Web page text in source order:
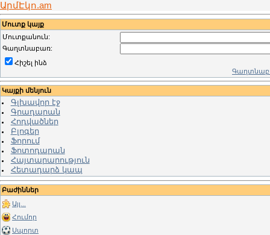
ԱրմԷկո.am
Մուտք կայք
Մուտքանուն:
Գաղտնաբառ:
Հիշել ինձ
Կայքի մենյուն
Գլխավոր էջ
Գրադարան
Հոդվածներ
Բլոգեր
Ֆորում
Ֆոտոդարան
Հայտարարություն
Հետադարձ կապ
Բաժիններ
Այլ...
Հումոր
Սպորտ